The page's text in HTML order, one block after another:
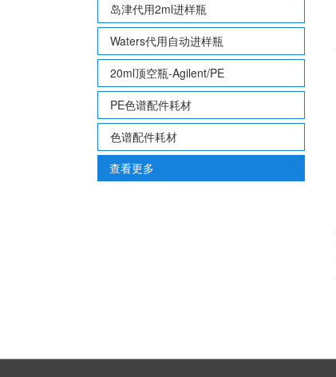
岛津代用2ml进样瓶
Waters代用自动进样瓶
20ml顶空瓶-Agilent/PE
PE色谱配件耗材
色谱配件耗材
查看更多